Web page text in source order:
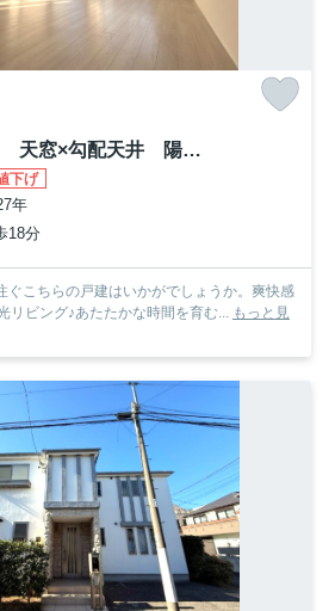
杉並区南荻窪2丁目 天窓×勾配天井 陽だまり邸宅
下げ
年
18分
ぐこちらの戸建はいかがでしょうか。爽快感
リビング♪あたたかな時間を育む... もっと見